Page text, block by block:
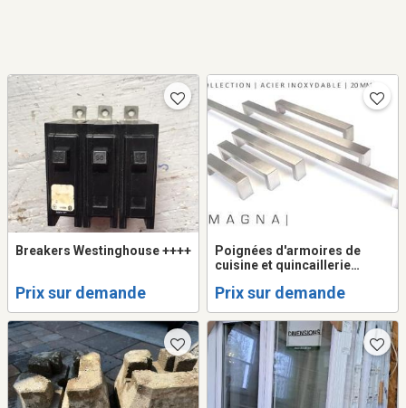
Breakers Westinghouse ++++
Prix sur demande
Poignées d'armoires de
cuisine et quincaillerie
Prix sur demande